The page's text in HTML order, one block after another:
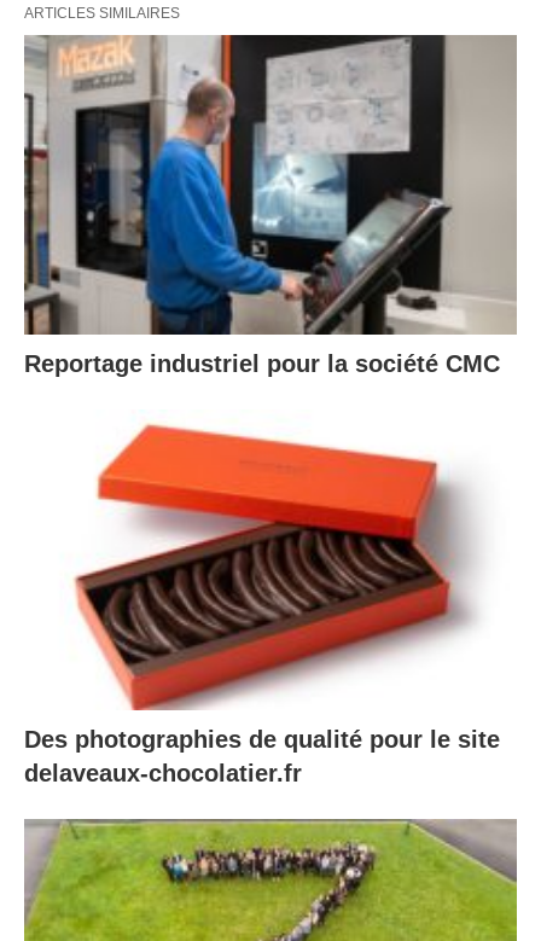
ARTICLES SIMILAIRES
Reportage industriel pour la société CMC
Des photographies de qualité pour le site
delaveaux-chocolatier.fr